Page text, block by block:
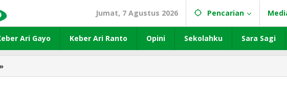
Jumat, 7 Agustus 2026 Pencarian
Ari Gayo Keber Ari Ranto Opini Sekolahku Sara Sagi
»
Rasa